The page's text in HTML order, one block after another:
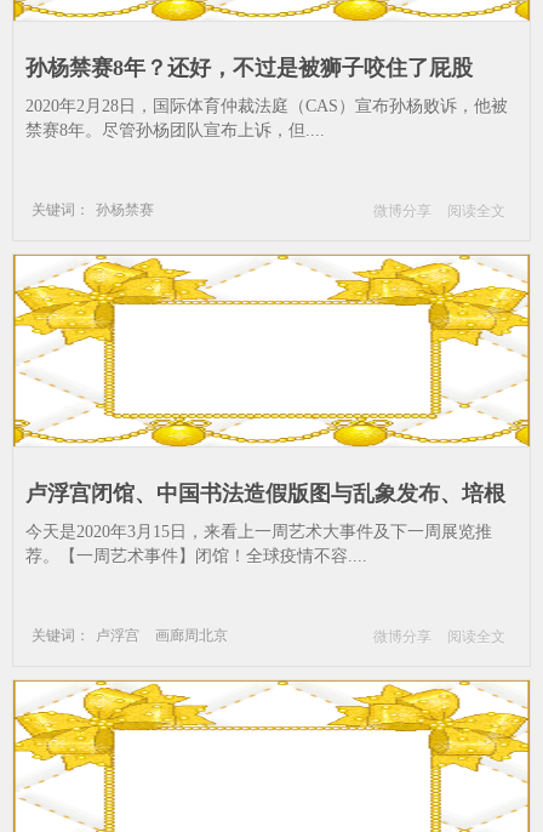
孙杨禁赛8年？还好，不过是被狮子咬住了屁股
_《克罗托那的米罗》-皮埃尔.皮热-卢浮宫雕像-皮
热中庭--放在-卢浮宫-冠军
2020年2月28日，国际体育仲裁法庭（CAS）宣布孙杨败诉，他被
禁赛8年。尽管孙杨团队宣布上诉，但....
关键词：
孙杨禁赛
卢浮宫雕像
皮热中庭
放在
卢浮宫
冠军
微博分享 阅读全文
卢浮宫闭馆、中国书法造假版图与乱象发布、培根
三联巨作估价超4亿、2020_画廊周北京-艺术播报-
艺考--北京-上海-博物馆
今天是2020年3月15日，来看上一周艺术大事件及下一周展览推
荐。【一周艺术事件】闭馆！全球疫情不容....
关键词： 卢浮宫
画廊周北京
博物馆
微博分享 阅读全文